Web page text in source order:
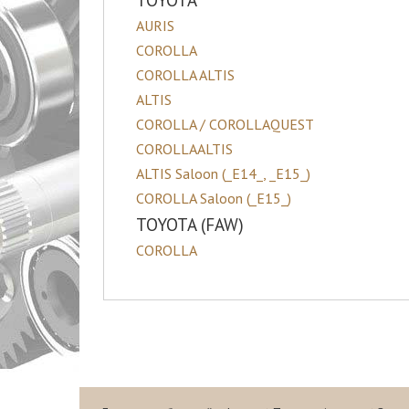
AURIS
COROLLA
COROLLA ALTIS
ALTIS
COROLLA / COROLLAQUEST
COROLLAALTIS
ALTIS Saloon (_E14_, _E15_)
COROLLA Saloon (_E15_)
TOYOTA (FAW)
COROLLA